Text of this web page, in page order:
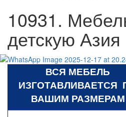
10931.
детскую Азия
ВСЯ МЕБЕЛЬ
ИЗГОТАВЛИВАЕТСЯ
ВАШИМ РАЗМЕРАМ